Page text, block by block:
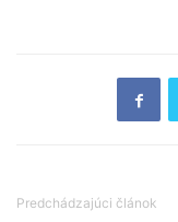
Predchádzajúci článok